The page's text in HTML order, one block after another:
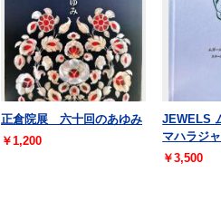
正倉院展 六十回のあゆみ
￥1,200
JEWELS
マハラジ
￥3,500